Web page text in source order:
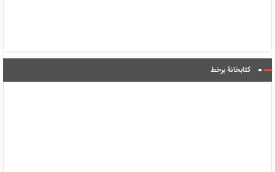
کتابخانۀ برخط